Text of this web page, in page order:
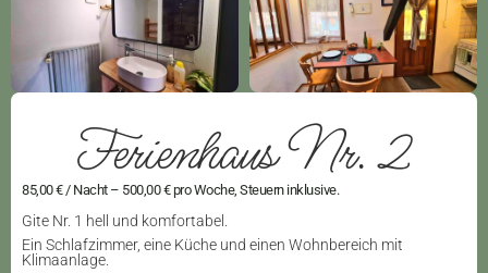
Ferienhaus Nr. 2
85,00 € / Nacht – 500,00 € pro Woche, Steuern inklusive.
Gite Nr. 1 hell und komfortabel.
Ein Schlafzimmer, eine Küche und einen Wohnbereich mit
Klimaanlage.